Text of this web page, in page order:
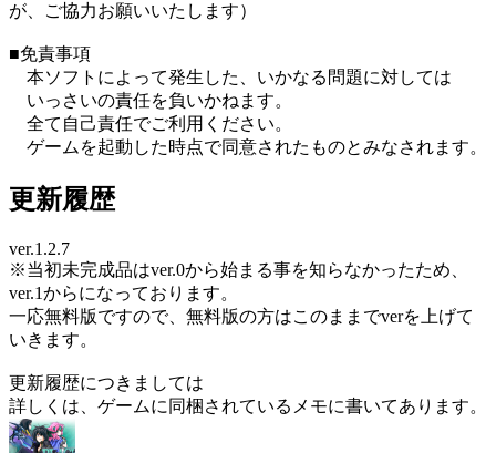
が、ご協力お願いいたします）
■免責事項
本ソフトによって発生した、いかなる問題に対しては
いっさいの責任を負いかねます。
全て自己責任でご利用ください。
ゲームを起動した時点で同意されたものとみなされます。
更新履歴
ver.1.2.7
※当初未完成品はver.0から始まる事を知らなかったため、
ver.1からになっております。
一応無料版ですので、無料版の方はこのままでverを上げて
いきます。
更新履歴につきましては
詳しくは、ゲームに同梱されているメモに書いてあります。